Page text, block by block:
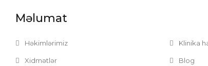
Məlumat
Həkimlərimiz
Xidmətlər
Klinika
Blog